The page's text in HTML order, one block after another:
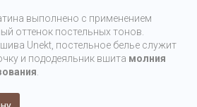
выполнено с применением
оттенок постельных тонов.
Unekt, постельное белье служит
и пододеяльник вшита молния